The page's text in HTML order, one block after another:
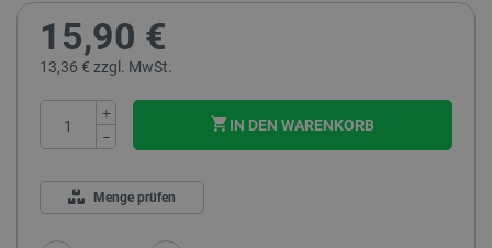
15,90 €
13,36 € zzgl. MwSt.
+
−
IN DEN WARENKORB
Menge prüfen